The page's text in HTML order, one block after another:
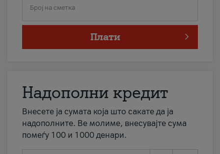
Број на сметка
Плати
Надополни кредит
Внесете ја сумата која што сакате да ја
надополните. Ве молиме, внесувајте сума
помеѓу 100 и 1000 денари.